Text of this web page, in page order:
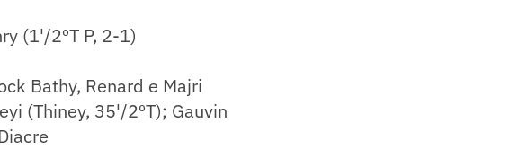
(1'/2ºT P, 2-1)
Bathy, Renard e Majri
(Thiney, 35'/2ºT); Gauvin